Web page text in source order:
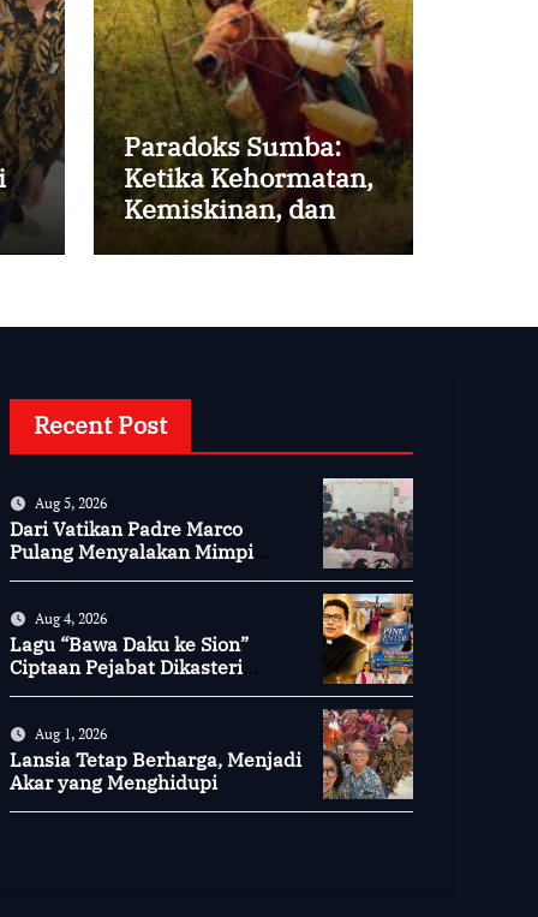
Paradoks Sumba:
Ketika Kehormatan,
Kemiskinan, dan
Harapan Berjalan
Recent Post
Aug 5, 2026
Dari Vatikan Padre Marco
Pulang Menyalakan Mimpi
Aug 4, 2026
Lagu “Bawa Daku ke Sion”
Ciptaan Pejabat Dikasteri
Aug 1, 2026
Lansia Tetap Berharga, Menjadi
Akar yang Menghidupi